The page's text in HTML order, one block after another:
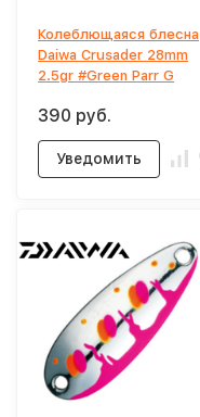
Колеблющаяся блесна
Daiwa Crusader 28mm
2.5gr #Green Parr G
390 руб.
Уведомить